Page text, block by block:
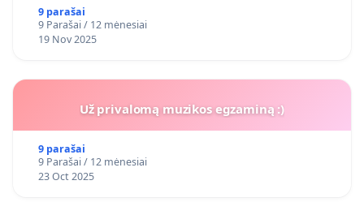
9 parašai
9 Parašai / 12 mėnesiai
19 Nov 2025
Už privalomą muzikos egzaminą :)
9 parašai
9 Parašai / 12 mėnesiai
23 Oct 2025